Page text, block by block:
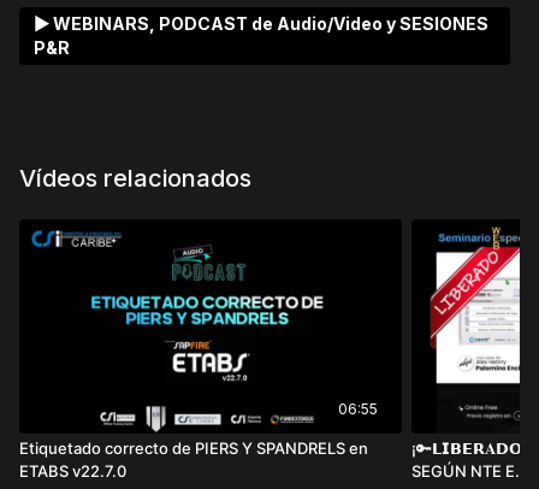
Super Reader, DataTable Reader, CSI BIMLINK,
Conexion Tipo Splice y CSi OBM
▶ WEBINARS, PODCAST de Audio/Video y SESIONES
P&R
Vídeos relacionados
06:55
Etiquetado correcto de PIERS Y SPANDRELS en
ETABS v22.7.0
¡🔑𝗟𝗜𝗕𝗘𝗥𝐀𝗗𝗢!
SEGÚN NTE